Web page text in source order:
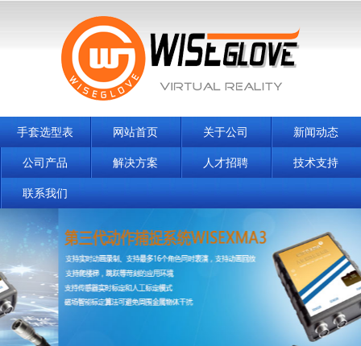
手套选型表 网站首页 关于公司 新闻动态
公司产品 解决方案 人才招聘 技术支持
联系我们